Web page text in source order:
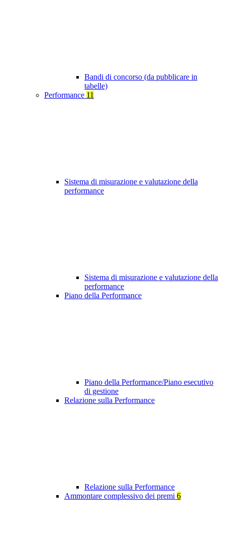
Bandi di concorso (da pubblicare in
tabelle)
Performance 11
Sistema di misurazione e valutazione della
performance
Sistema di misurazione e valutazione della
performance
Piano della Performance
Piano della Performance/Piano esecutivo
di gestione
Relazione sulla Performance
Relazione sulla Performance
Ammontare complessivo dei premi 6